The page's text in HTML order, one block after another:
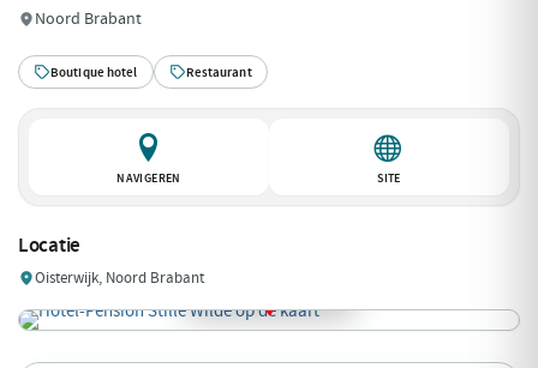
Noord Brabant
Boutique hotel Restaurant
NAVIGEREN SITE
Locatie
Oisterwijk, Noord Brabant